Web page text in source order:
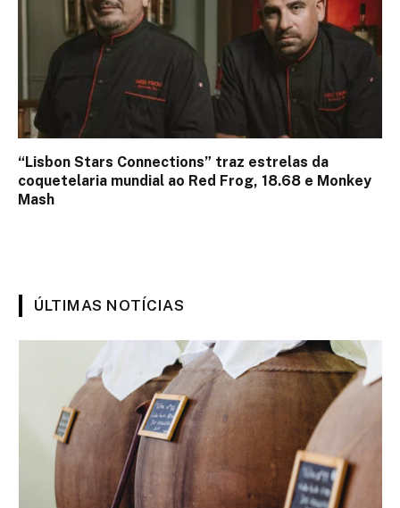
“Lisbon Stars Connections” traz estrelas da
coquetelaria mundial ao Red Frog, 18.68 e Monkey
Mash
ÚLTIMAS NOTÍCIAS